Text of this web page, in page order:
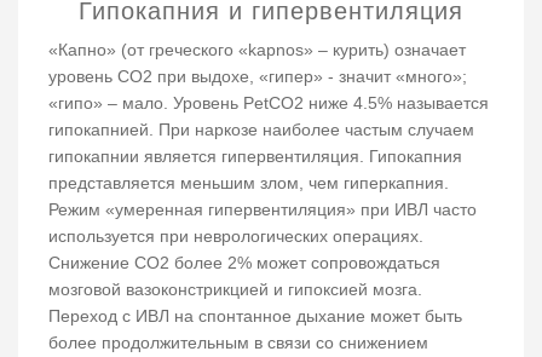
Гипокапния и гипервентиляция
«Капно» (от греческого «kapnos» – курить) означает
уровень СО2 при выдохе, «гипер» - значит «много»;
«гипо» – мало. Уровень PetCO2 ниже 4.5% называется
гипокапнией. При наркозе наиболее частым случаем
гипокапнии является гипервентиляция. Гипокапния
представляется меньшим злом, чем гиперкапния.
Режим «умеренная гипервентиляция» при ИВЛ часто
используется при неврологических операциях.
Снижение СО2 более 2% может сопровождаться
мозговой вазоконстрикцией и гипоксией мозга.
Переход с ИВЛ на спонтанное дыхание может быть
более продолжительным в связи со снижением